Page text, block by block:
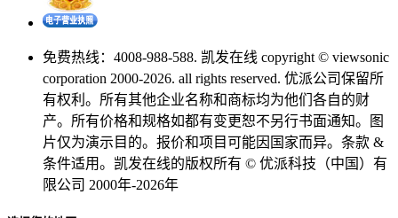
免费热线：4008-988-588. 凯发在线 copyright © viewsonic
corporation 2000-2026. all rights reserved. 优派公司保留所
有权利。所有其他企业名称和商标均为他们各自的财
产。所有价格和规格如都有变更恕不另行书面通知。图
片仅为演示目的。报价和项目可能因国家而异。条款 &
条件适用。凯发在线的版权所有 © 优派科技（中国）有
限公司 2000年-2026年